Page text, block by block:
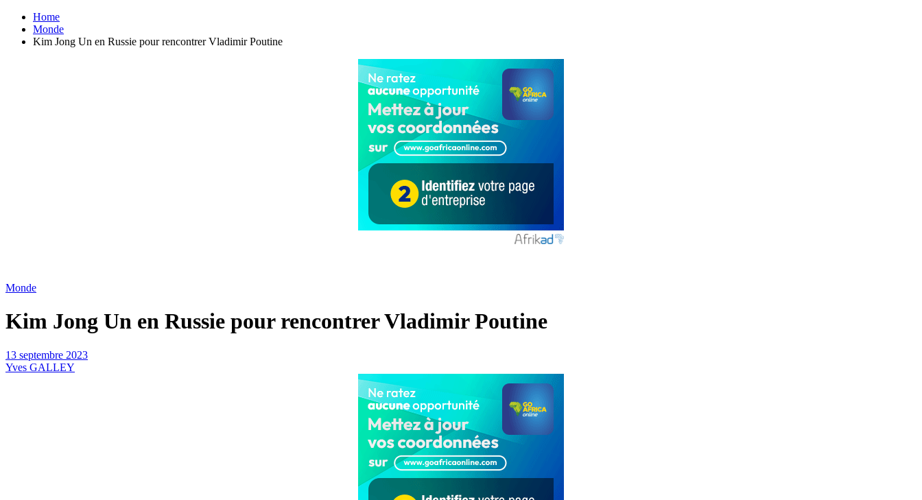
Home
Monde
Kim Jong Un en Russie pour rencontrer Vladimir Poutine
Monde
Kim Jong Un en Russie pour rencontrer Vladimir Poutine
13 septembre 2023
Yves GALLEY